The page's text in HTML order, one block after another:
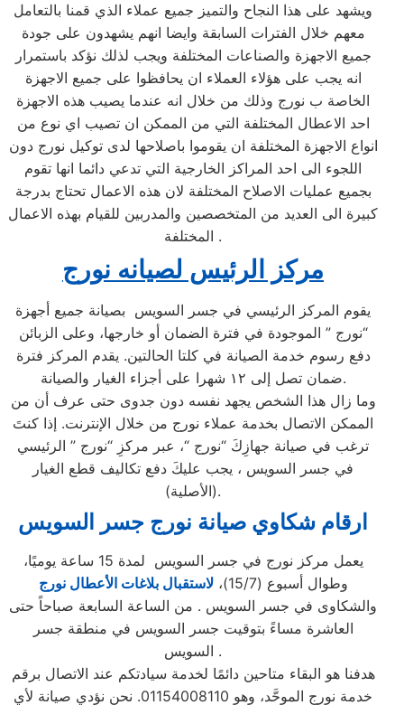
ويشهد على هذا النجاح والتميز جميع عملاء الذي قمنا بالتعامل
معهم خلال الفترات السابقة وايضا انهم يشهدون على جودة
جميع الاجهزة والصناعات المختلفة ويجب لذلك نؤكد باستمرار
انه يجب على هؤلاء العملاء ان يحافظوا على جميع الاجهزة
الخاصة ب نورج وذلك من خلال انه عندما يصيب هذه الاجهزة
احد الاعطال المختلفة التي من الممكن ان تصيب اي نوع من
انواع الاجهزة المختلفة ان يقوموا باصلاحها لدى توكيل نورج دون
اللجوء الى احد المراكز الخارجية التي تدعي دائما انها تقوم
بجميع عمليات الاصلاح المختلفة لان هذه الاعمال تحتاج بدرجة
كبيرة الى العديد من المتخصصين والمدربين للقيام بهذه الاعمال
المختلفة .
مركز الرئيس لصيانه نورج
يقوم المركز الرئيسي في جسر السويس بصيانة جميع أجهزة
“نورج ” الموجودة في فترة الضمان أو خارجها، وعلى الزبائن
دفع رسوم خدمة الصيانة في كلتا الحالتين. يقدم المركز فترة
ضمان تصل إلى ١٢ شهرا على أجزاء الغيار والصيانة.
وما زال هذا الشخص يجهد نفسه دون جدوى حتى عرف أن من
الممكن الاتصال بخدمة عملاء نورج من خلال الإنترنت. إذا كنتَ
ترغب في صيانة جهازِكَ “نورج “، عبر مركزِ “نورج ” الرئيسي
في جسر السويس ، يجب عليكَ دفع تكاليف قطع الغيار
(الأصلية).
ارقام شكاوي صيانة نورج جسر السويس
يعمل مركز نورج في جسر السويس لمدة 15 ساعة يوميًا،
وطوال أسبوع (15/7)،
لاستقبال بلاغات الأعطال نورج
والشكاوى في جسر السويس . من الساعة السابعة صباحاً حتى
العاشرة مساءً بتوقيت جسر السويس في منطقة جسر
السويس .
هدفنا هو البقاء متاحين دائمًا لخدمة سيادتكم عند الاتصال برقم
خدمة نورج الموحَّد، وهو 01154008110. نحن نؤدي صيانة لأي